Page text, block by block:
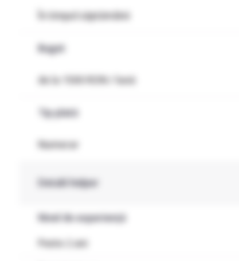
În timpul săptămânii
Buget
de la 1500 RON / lună
Tip plată
Numerar
Detalii helper
Nivel de experiență
Peste 2 ani